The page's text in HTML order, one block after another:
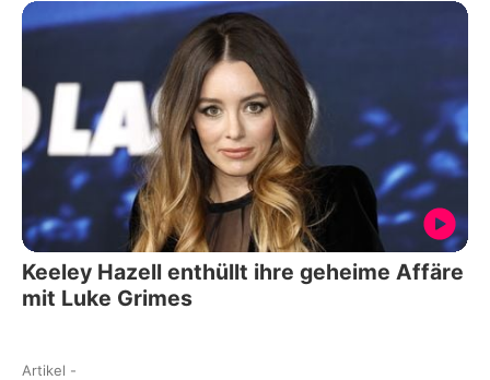
Keeley Hazell enthüllt ihre geheime Affäre
mit Luke Grimes
Artikel -